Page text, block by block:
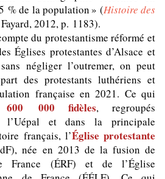
% de la population » (Histoire des
2012, p. 1183).
du protestantisme réformé et
Églises protestantes d’Alsace et
négliger l’outremer, on peut
des protestants luthériens et
française en 2021. Ce qui
600 000 fidèles, regroupés
l’Uépal et dans la principale
français, l’Église protestante
née en 2013 de la fusion de
France (ÉRF) et de l’Église